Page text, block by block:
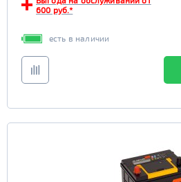
600 руб.*
есть в наличии